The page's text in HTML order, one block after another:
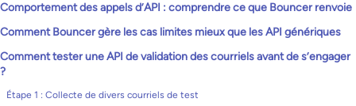
Comportement des appels d’API : comprendre ce que Bouncer renvoie
Comment Bouncer gère les cas limites mieux que les API génériques
Comment tester une API de validation des courriels avant de s’engager
?
Étape 1 : Collecte de divers courriels de test